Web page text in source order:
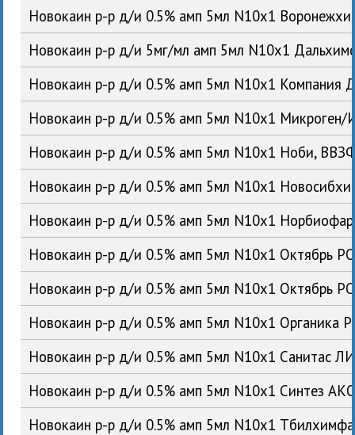
Новокаин р-р д/и 0.5% амп 5мл N10x1
Новокаин р-р д/и 5мг/мл амп 5мл N10x1
Новокаин р-р д/и 0.5% амп 5мл N10x1 Компания
Новокаин р-р д/и 0.5% амп 5мл N10x1
Новокаин р-р д/и 0.5% амп 5мл N10x1 Ноби,
Новокаин р-р д/и 0.5% амп 5мл N10x1
Новокаин р-р д/и 0.5% амп 5мл N10x1
Новокаин р-р д/и 0.5% амп 5мл N10x1 Октябрь
Новокаин р-р д/и 0.5% амп 5мл N10x1 Октябрь
Новокаин р-р д/и 0.5% амп 5мл N10x1 Органика
Новокаин р-р д/и 0.5% амп 5мл N10x1 Санитас
Новокаин р-р д/и 0.5% амп 5мл N10x1 Синтез
Новокаин р-р д/и 0.5% амп 5мл N10x1